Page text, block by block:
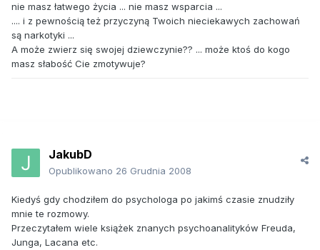
nie masz łatwego życia ... nie masz wsparcia ...
.... i z pewnością też przyczyną Twoich nieciekawych zachowań
są narkotyki ...
A może zwierz się swojej dziewczynie?? ... może ktoś do kogo
masz słabość Cie zmotywuje?
JakubD
Opublikowano 26 Grudnia 2008
Kiedyś gdy chodziłem do psychologa po jakimś czasie znudziły
mnie te rozmowy.
Przeczytałem wiele książek znanych psychoanalityków Freuda,
Junga, Lacana etc.